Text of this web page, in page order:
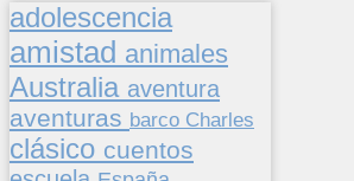
adolescencia
amistad animales
Australia aventura
aventuras barco Charles
clásico cuentos